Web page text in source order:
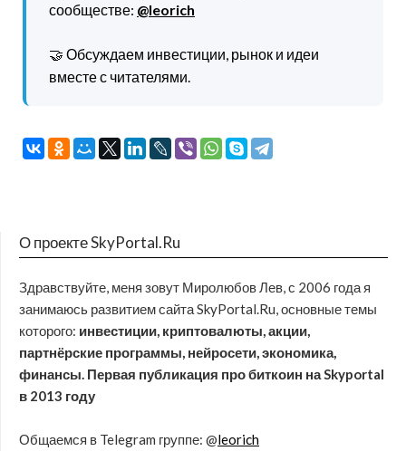
сообществе: @leorich
🤝 Обсуждаем инвестиции, рынок и идеи
вместе с читателями.
О проекте SkyPortal.Ru
Здравствуйте, меня зовут Миролюбов Лев, с 2006 года я
занимаюсь развитием сайта SkyPortal.Ru, основные темы
которого: инвестиции, криптовалюты, акции,
партнёрские программы, нейросети, экономика,
финансы. Первая публикация про биткоин на Skyportal
в 2013 году
Общаемся в Telegram группе: @leorich